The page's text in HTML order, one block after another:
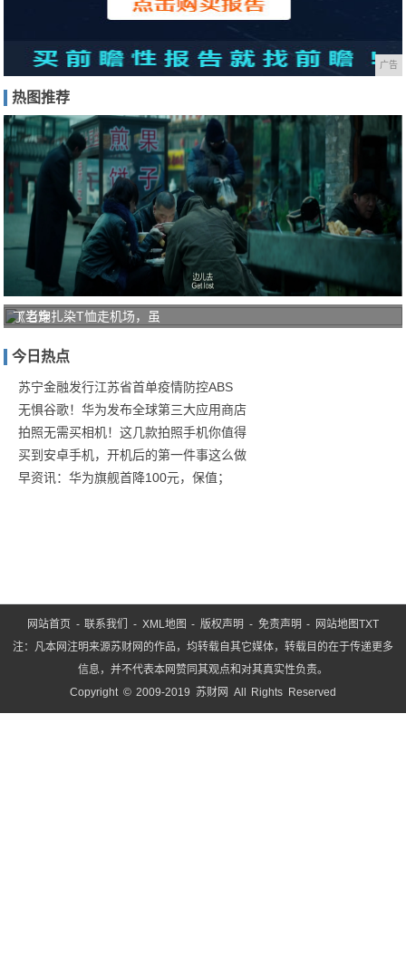
广告
热图推荐
《老炮
气氛美
学下的
丁当穿扎染T恤走机场，虽
今日热点
苏宁金融发行江苏省首单疫情防控ABS
无惧谷歌！华为发布全球第三大应用商店
拍照无需买相机！这几款拍照手机你值得
买到安卓手机，开机后的第一件事这么做
早资讯：华为旗舰首降100元，保值；
网站首页 -联系我们 - XML地图 -版权声明 - 免责声明 - 网站地图TXT
注：凡本网注明来源苏财网的作品，均转载自其它媒体，转载目的在于传递更多
信息，并不代表本网赞同其观点和对其真实性负责。
Copyright © 2009-2019 苏财网 All Rights Reserved